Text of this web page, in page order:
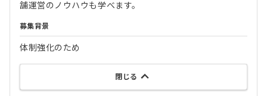
舗運営のノウハウも学べます。
募集背景
体制強化のため
閉じる